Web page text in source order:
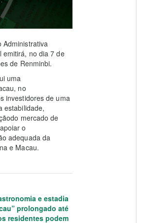
Administrativa
emitirá, no dia 7 de
de Renminbi.
uma
no
investidores de uma
estabilidade,
mercado de
o
adequada da
e Macau.
e estadia
prolongado até
residentes podem